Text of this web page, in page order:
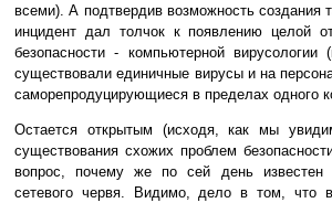
всеми). А подтвердив возможность создания
инцидент дал толчок к появлению целой
безопасности - компьютерной
существовали единичные вирусы и на
саморепродуцирующиеся в пределах одного
Остается открытым (исходя, как мы
существования схожих проблем
вопрос, почему же по сей день известен
сетевого червя. Видимо, дело в том, что